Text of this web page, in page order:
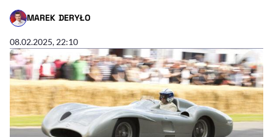
MAREK DERYŁO
- AUTOR ARTYKUŁU - PROFIL
08.02.2025, 22:10